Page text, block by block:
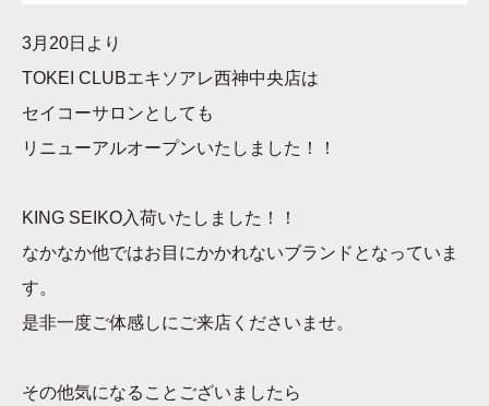
3月20日より
TOKEI CLUBエキソアレ西神中央店は
セイコーサロンとしても
リニューアルオープンいたしました！！
KING SEIKO入荷いたしました！！
なかなか他ではお目にかかれないブランドとなっていま
す。
是非一度ご体感しにご来店くださいませ。
その他気になることございましたら